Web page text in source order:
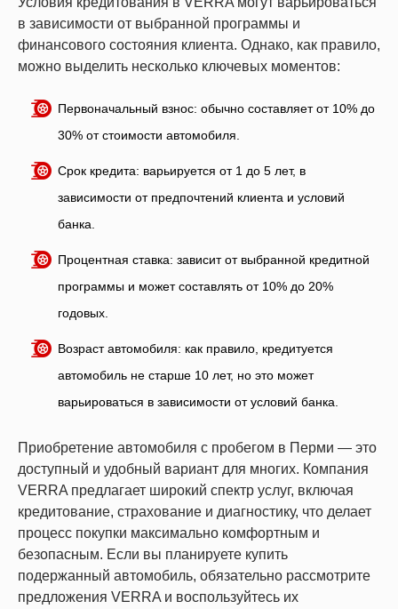
в зависимости от выбранной программы и
финансового состояния клиента. Однако, как правило,
можно выделить несколько ключевых моментов:
Первоначальный взнос: обычно составляет от 10% до
30% от стоимости автомобиля.
Срок кредита: варьируется от 1 до 5 лет, в
зависимости от предпочтений клиента и условий
банка.
Процентная ставка: зависит от выбранной кредитной
программы и может составлять от 10% до 20%
годовых.
Возраст автомобиля: как правило, кредитуется
автомобиль не старше 10 лет, но это может
варьироваться в зависимости от условий банка.
Приобретение автомобиля с пробегом в Перми — это
доступный и удобный вариант для многих. Компания
VERRA предлагает широкий спектр услуг, включая
кредитование, страхование и диагностику, что делает
процесс покупки максимально комфортным и
безопасным. Если вы планируете купить
подержанный автомобиль, обязательно рассмотрите
предложения VERRA и воспользуйтесь их